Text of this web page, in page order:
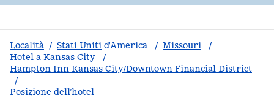
Località / Stati Uniti d'America / Missouri
/
Hotel a Kansas City
/
Hampton Inn Kansas City/Downtown Financial District
/
Posizione dell’hotel